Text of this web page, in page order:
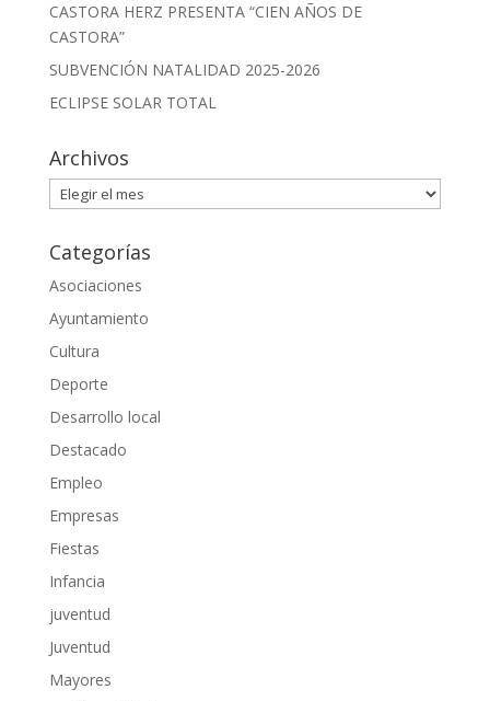
CASTORA HERZ PRESENTA “CIEN AÑOS DE
CASTORA”
SUBVENCIÓN NATALIDAD 2025-2026
ECLIPSE SOLAR TOTAL
Archivos
Archivos
Categorías
Asociaciones
Ayuntamiento
Cultura
Deporte
Desarrollo local
Destacado
Empleo
Empresas
Fiestas
Infancia
juventud
Juventud
Mayores